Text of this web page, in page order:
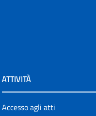
ATTIVITÀ
Accesso agli atti